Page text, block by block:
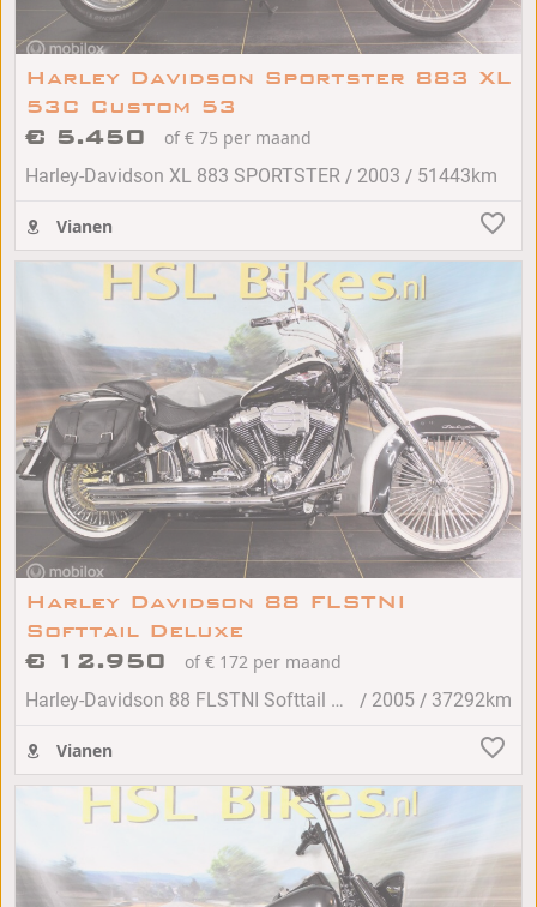
Harley Davidson Sportster 883 XL
53C Custom 53
€ 5.450
of € 75 per maand
Harley-Davidson XL 883 SPORTSTER / 2003 / 51443km
Vianen
Harley Davidson 88 FLSTNI
Softtail Deluxe
€ 12.950
of € 172 per maand
Harley-Davidson 88 FLSTNI Softtail Deluxe
/ 2005 / 37292km
Vianen